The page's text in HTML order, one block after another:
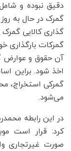
دقیق نبوده و
گمرک در حال به
گمرکات بارگذاری
آن حقوق و عوارض
اخذ شود. براین
گمرکی استخراج،
می‌شود.
در این رابطه
کرد: قرار است
صورت غیرتجاری